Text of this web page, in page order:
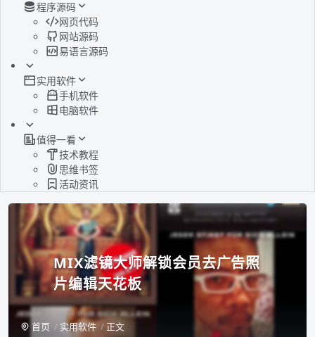
程序源码
网页代码
网站源码
易语言源码
实用软件
手机软件
电脑软件
值得一看
技术教程
思维书签
活动资讯
MIX滤镜大师解锁会员去广告照
片编辑天花板
首页 实用软件 正文